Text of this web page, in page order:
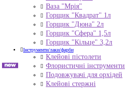
Ваза "Мрія"
Горщик "Квадрат" 1л
Горщик "Дюна" 2л
Горщик "Сфера" 1,5л
Горщик "Кільце" 3,2л
Інструменти/лаки/фарби
Клейові пістолети
Флористичні інструменти
Подовжувачі для орхідей
Клейові стержні